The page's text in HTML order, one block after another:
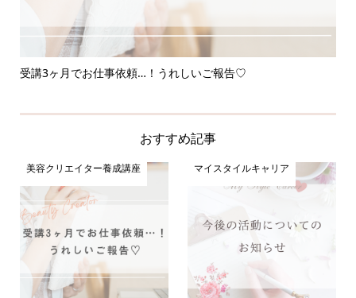
受講3ヶ月でお仕事依頼…！うれしいご報告♡
おすすめ記事
美容クリエイター養成講座 マイスタイルキャリア